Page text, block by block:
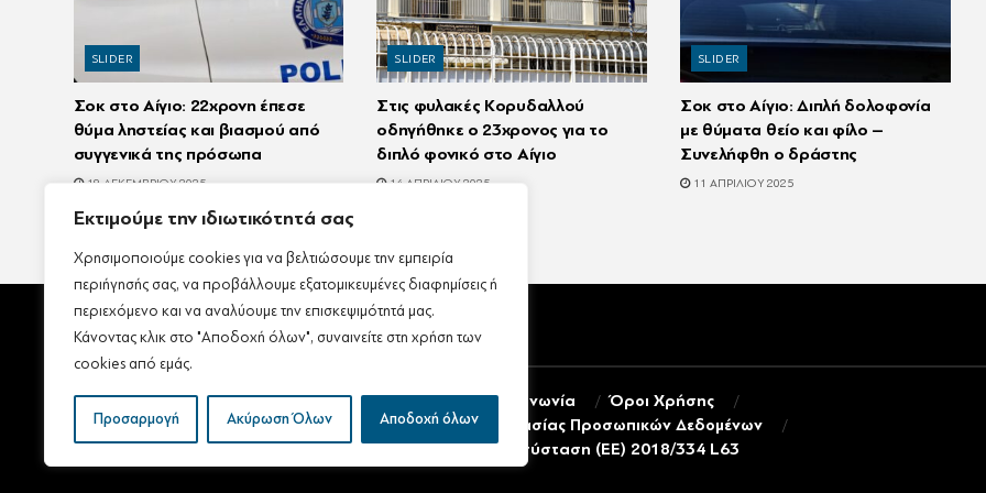
Εκτιμούμε την ιδιωτικότητά σας
Χρησιμοποιούμε cookies για να βελτιώσουμε την εμπειρία
περιήγησής σας, να προβάλλουμε εξατομικευμένες διαφημίσεις ή
περιεχόμενο και να αναλύουμε την επισκεψιμότητά μας.
Κάνοντας κλικ στο "Αποδοχή όλων", συναινείτε στη χρήση των
cookies από εμάς.
Προσαρμογή Ακύρωση Όλων Αποδοχή όλων
SLIDER
Σοκ στο Αίγιο: 22χρονη έπεσε
θύμα ληστείας και βιασμού από
συγγενικά της πρόσωπα
19 ΔΕΚΕΜΒΡΊΟΥ 2025
SLIDER
Στις φυλακές Κορυδαλλού
οδηγήθηκε ο 23χρονος για το
διπλό φονικό στο Αίγιο
14 ΑΠΡΙΛΊΟΥ 2025
SLIDER
Σοκ στο Αίγιο: Διπλή δολοφονία
με θύματα θείο και φίλο –
Συνελήφθη ο δράστης
11 ΑΠΡΙΛΊΟΥ 2025
Αρχική Ταυτότητα – Επικοινωνία
Όροι Χρήσης
Πολιτική Απορρήτου & Προστασίας Προσωπικών Δεδομένων
Δήλωση συμμόρφωσης με τη σύσταση (ΕΕ) 2018/334 L63